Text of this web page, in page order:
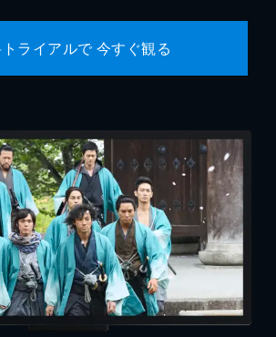
ライアルで 今すぐ観る